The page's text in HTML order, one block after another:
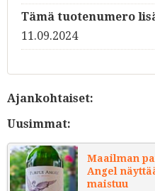
Tämä tuotenumero
11.09.2024
Ajankohtaiset:
Uusimmat:
Maailman
Angel
maistuu